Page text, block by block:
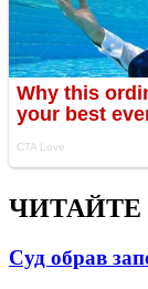
Суд обрав